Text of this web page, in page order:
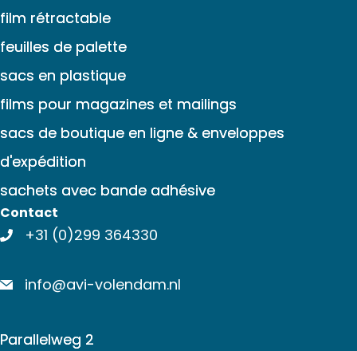
film rétractable
feuilles de palette
sacs en plastique
films pour magazines et mailings
sacs de boutique en ligne & enveloppes
d'expédition
sachets avec bande adhésive
Contact
+31 (0)299 364330
info@avi-volendam.nl
Parallelweg 2